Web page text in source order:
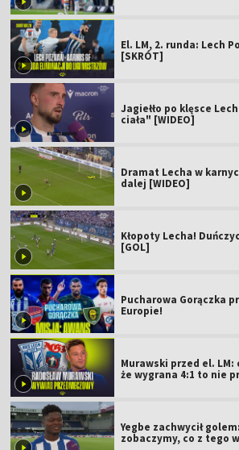
El. LM, 2. runda: Lech
[SKRÓT]
Jagiełło po klęsce
ciała" [WIDEO]
Dramat Lecha w
dalej [WIDEO]
Kłopoty Lecha!
[GOL]
Pucharowa Gorączka
Europie!
Murawski przed el.
że wygrana 4:1 to nie
Yegbe zachwycił
zobaczymy, co z tego